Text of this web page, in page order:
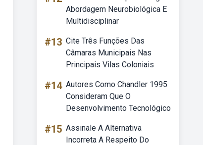
Abordagem Neurobiológica E
Multidisciplinar
#13 Cite Três Funções Das
Câmaras Municipais Nas
Principais Vilas Coloniais
#14 Autores Como Chandler 1995
Consideram Que O
Desenvolvimento Tecnológico
#15 Assinale A Alternativa
Incorreta A Respeito Do